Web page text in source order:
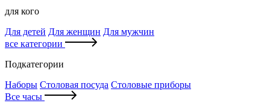
для кого
Для детей Для женщин Для мужчин
все категории
Подкатегории
Наборы Столовая посуда Столовые приборы
Все часы